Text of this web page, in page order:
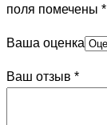
поля помечены *
Ваша оценка
Ваш отзыв *